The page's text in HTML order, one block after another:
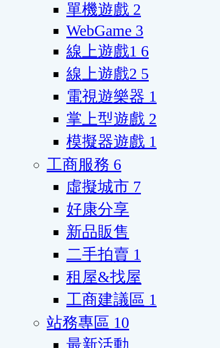
單機遊戲 2
WebGame 3
線上遊戲1 6
線上遊戲2 5
電視遊樂器 1
掌上型遊戲 2
模擬器遊戲 1
工商服務 6
虛擬城市 7
好康分享
新品販售
二手拍賣 1
租屋&找屋
工商建議區 1
站務專區 10